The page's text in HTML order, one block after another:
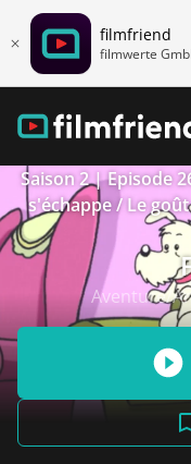
filmfriend
filmwerte
Saison 2 | Episode
s'échappe / Le
Aventure/